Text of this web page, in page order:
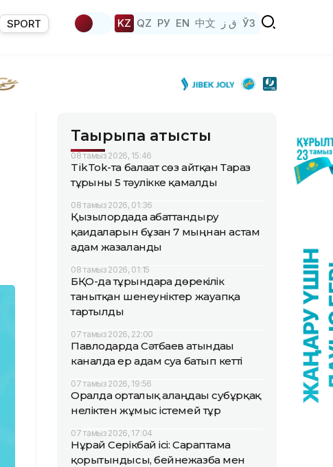
SPORT KZ QZ РУ EN 中文 ق ز ЎЗ
Тақырыпқа қатысты
08 тамыз 2026, 15:46
TikTok-та балағат сөз айтқан Тараз
тұрғыны 5 тәулікке қамалды
08 тамыз 2026, 01:36
Қызылордада абаттандыру
қағидаларын бұзған 7 мыңнан астам
адам жазаланды
08 тамыз 2026, 01:15
БҚО-да тұрғындарға дөрекілік
танытқан шенеуніктер жауапқа
тартылды
07 тамыз 2026, 22:00
Павлодарда Сәтбаев атындағы
каналда ер адам суға батып кетті
07 тамыз 2026, 19:56
Оралда орталық алаңдағы субұрқақ
неліктен жұмыс істемей тұр
07 тамыз 2026, 17:04
Нұрай Серікбай ісі: Сараптама
қорытындысы, бейнежазба мен